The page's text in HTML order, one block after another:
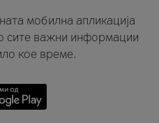
мобилна апликација
сите важни информации
кое време.